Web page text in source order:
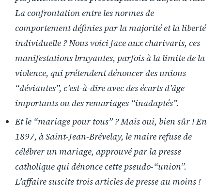
La confrontation entre les normes de
comportement définies par la majorité et la liberté
individuelle ? Nous voici face aux charivaris, ces
manifestations bruyantes, parfois à la limite de la
violence, qui prétendent dénoncer des unions
“déviantes”, c’est-à-dire avec des écarts d’âge
importants ou des remariages “inadaptés”.
Et le “mariage pour tous” ? Mais oui, bien sûr ! En
1897, à Saint-Jean-Brévelay, le maire refuse de
célébrer un mariage, approuvé par la presse
catholique qui dénonce cette pseudo-“union”.
L’affaire suscite trois articles de presse au moins !